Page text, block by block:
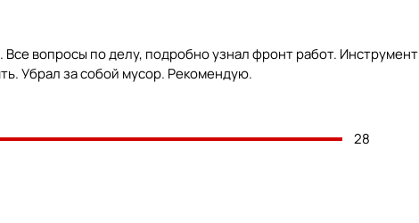
вопросы по делу, подробно узнал фронт работ. Инструмент
Убрал за собой мусор. Рекомендую.
28